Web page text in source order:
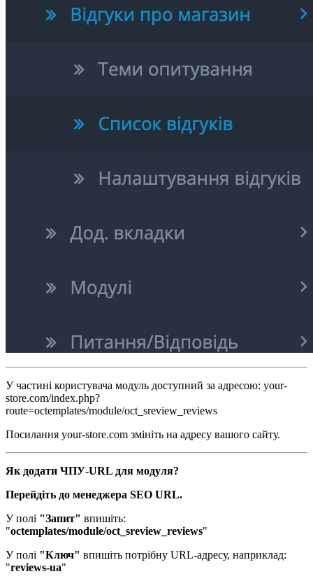
У частині користувача модуль доступний за адресою: your-
store.com/index.php?
route=octemplates/module/oct_sreview_reviews
Посилання your-store.com змініть на адресу вашого сайту.
Як додати ЧПУ-URL для модуля?​
Перейдіть до менеджера SEO URL.​
У полі "Запит" впишіть:
"octemplates/module/oct_sreview_reviews"
У полі "Ключ" впишіть потрібну URL-адресу, наприклад:
"reviews-ua"